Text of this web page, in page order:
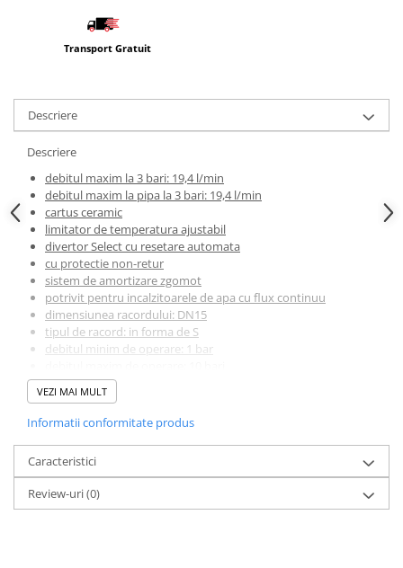
Baterii cada
Seturi baterii
Baterii bideu si dus igienic
Cazi baie
Masti, sifoane si suporturi cazi
baie
Cazi freestanding
Cazi dreptunghiulare
Cazi de colt
Paravane de cada
Masti, sifoane si suporturi cazi
Cabine de dus dreptunghiulare
Cabine de dus pentagonale
Cabine de dus semirotunde
Cadite de dus
Transport Gratuit
Descriere
Descriere
debitul maxim la 3 bari: 19,4 l/min
debitul maxim la pipa la 3 bari: 19,4 l/min
cartus ceramic
limitator de temperatura ajustabil
divertor Select cu resetare automata
cu protectie non-retur
sistem de amortizare zgomot
potrivit pentru incalzitoarele de apa cu flux continuu
dimensiunea racordului: DN15
tipul de racord: in forma de S
debitul minim de operare: 1 bar
Tehnologii:
AirPower:acest sistem inovativ combina apa cu aerul oferind o
senzatie uimitoare si un jet delicat de apa. Aproximativ 3 litri de
aer se combina cu un litru de apa, picaturile devenind astfel mai
usoare si mai fine, pentru crearea unor tipuri de jeturi
senzationale.
VEZI MAI MULT
Informatii conformitate produs
Caracteristici
Review-uri(0)